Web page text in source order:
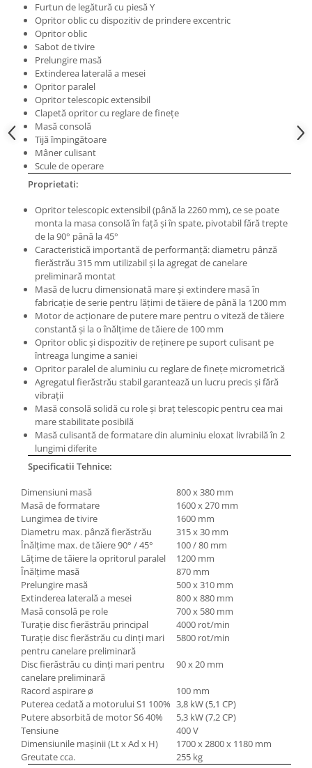
Masini electrice de filetat
Exhaustor pentru aschii metal
Masini de gaurit cu talpa
magnetica
Instalatii de spalare a pieselor
Lame de ferastrau cu varf din
carbura
Lame de ferăstrău cu acoperire
TiN
Panze de taiere cu banda verticala
Panze de taiere metal pentru
ferastraie
Roti de lustruit
Standuri pentru ferăstraie cu
bandă
frezat
Standuri pentru mașini de șlefuit
Standuri pentru strunguri metal
Unelte striere
Furtun de legătură cu piesă Y
Opritor oblic cu dispozitiv de prindere excentric
Opritor oblic
Sabot de tivire
Prelungire masă
Extinderea laterală a mesei
Opritor paralel
Opritor telescopic extensibil
Clapetă opritor cu reglare de fineţe
Masă consolă
Tijă împingătoare
Mâner culisant
Scule de operare
Proprietati:
Opritor telescopic extensibil (până la 2260 mm), ce se poate
monta la masa consolă în faţă şi în spate, pivotabil fără trepte
de la 90° până la 45°
Caracteristică importantă de performanţă: diametru pânză
fierăstrău 315 mm utilizabil şi la agregat de canelare
preliminară montat
Masă de lucru dimensionată mare şi extindere masă în
fabricaţie de serie pentru lăţimi de tăiere de până la 1200 mm
Motor de acţionare de putere mare pentru o viteză de tăiere
constantă şi la o înălţime de tăiere de 100 mm
Opritor oblic şi dispozitiv de reţinere pe suport culisant pe
întreaga lungime a saniei
Opritor paralel de aluminiu cu reglare de fineţe micrometrică
Agregatul fierăstrău stabil garantează un lucru precis şi fără
vibraţii
Masă consolă solidă cu role şi braţ telescopic pentru cea mai
mare stabilitate posibilă
Masă culisantă de formatare din aluminiu eloxat livrabilă în 2
lungimi diferite
Specificatii Tehnice:
Dimensiuni masă
800 x 380 mm
Masă de formatare
1600 x 270 mm
Lungimea de tivire
1600 mm
Diametru max. pânză fierăstrău
315 x 30 mm
Înălţime max. de tăiere 90° / 45°
100 / 80 mm
Lăţime de tăiere la opritorul paralel
1200 mm
Înălţime masă
870 mm
Prelungire masă
500 x 310 mm
Extinderea laterală a mesei
800 x 880 mm
Masă consolă pe role
700 x 580 mm
Turaţie disc fierăstrău principal
4000 rot/min
Turaţie disc fierăstrău cu dinţi mari
pentru canelare preliminară
5800 rot/min
Disc fierăstrău cu dinţi mari pentru
canelare preliminară
90 x 20 mm
Racord aspirare ø
100 mm
Puterea cedată a motorului S1 100% 3,8 kW (5,1 CP)
Putere absorbită de motor S6 40%
5,3 kW (7,2 CP)
Tensiune
400 V
Dimensiunile maşinii (Lt x Ad x H)
1700 x 2800 x 1180 mm
Greutate cca.
255 kg